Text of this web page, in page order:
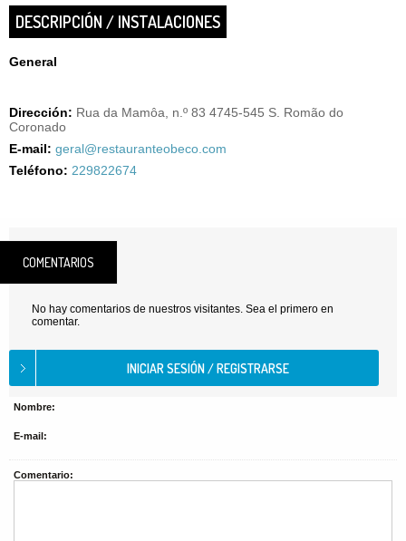
DESCRIPCIÓN / INSTALACIONES
General
Dirección: Rua da Mamôa, n.º 83 4745-545 S. Romão do
Coronado
E-mail: geral@restauranteobeco.com
Teléfono: 229822674
COMENTARIOS
No hay comentarios de nuestros visitantes. Sea el primero en
comentar.
Nombre:
E-mail:
Comentario: